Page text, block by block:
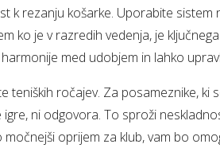
k rezanju košarke. Uporabite
ko je v razredih vedenja, je
med udobjem in lahko
teniških ročajev. Za posameznike, ki
ni odgovora. To sproži
oprijem za klub, vam bo